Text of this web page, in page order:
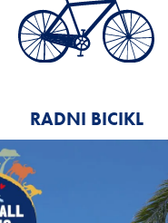
RADNI BICIKL
Radni bicikl
godine svim zaposlenicima
ponudu za leasing radnog